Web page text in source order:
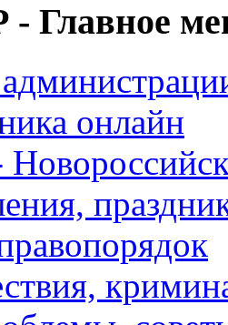
Главное
онлайн